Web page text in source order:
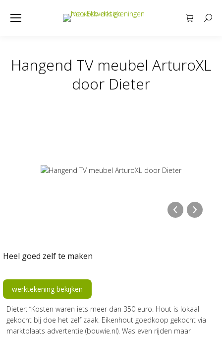
Hangend TV meubel ArturoXL
door Dieter
Heel goed zelf te maken
werktekening bekijken
Dieter: “Kosten waren iets meer dan 350 euro. Hout is lokaal
gekocht bij doe het zelf zaak. Eikenhout goedkoop gekocht via
marktplaats advertentie (bouwie.nl). Was even rijden maar